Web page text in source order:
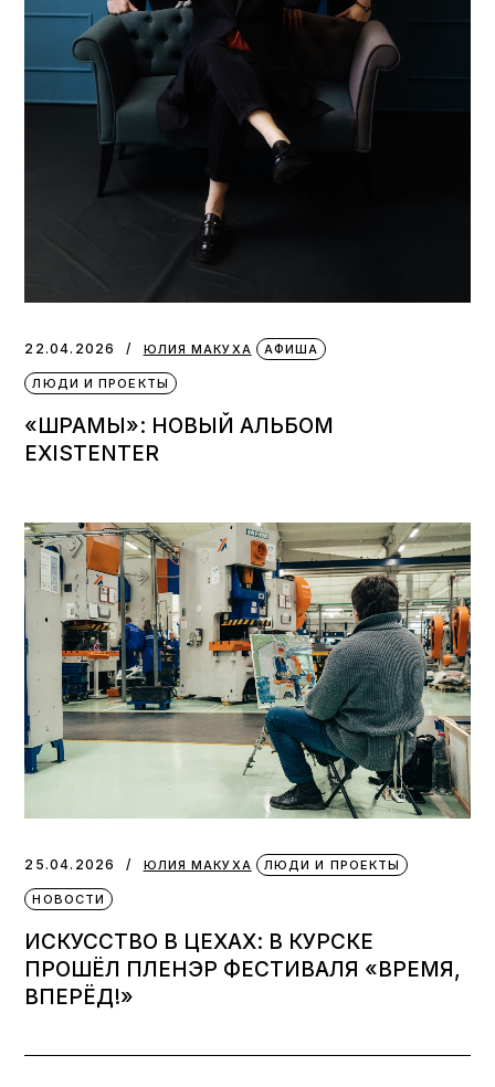
22.04.2026 ЮЛИЯ МАКУХА АФИША
ЛЮДИ И ПРОЕКТЫ
«ШРАМЫ»: НОВЫЙ АЛЬБОМ
EXISTENTER
25.04.2026 ЮЛИЯ МАКУХА ЛЮДИ И ПРОЕКТЫ
НОВОСТИ
ИСКУССТВО В ЦЕХАХ: В КУРСКЕ
ПРОШЁЛ ПЛЕНЭР ФЕСТИВАЛЯ «ВРЕМЯ,
ВПЕРЁД!»